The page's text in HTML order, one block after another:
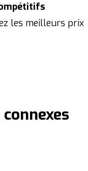
les meilleurs prix